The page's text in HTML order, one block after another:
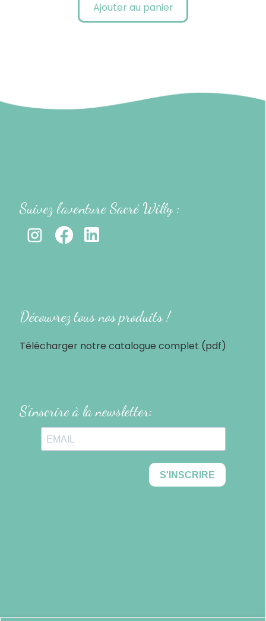
Ajouter au panier
Suivez l'aventure Sacré Willy :
Découvrez tous nos produits !
Télécharger notre catalogue complet (pdf)
S’inscrire à la newsletter: